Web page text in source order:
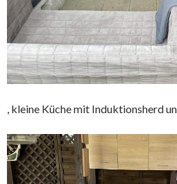
, kleine Küche mit Induktionsherd